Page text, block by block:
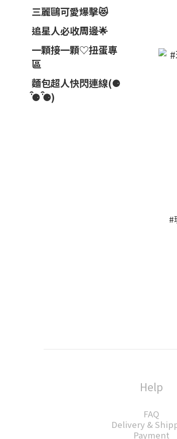
三麗鷗可愛爆擊😻
追星人必收周邊🌟
一顆接一顆♡扭蛋專
區
麵包超人快閃連線(⚈
̍̑⚈ ̍̑⚈)
#
Help
FAQ
Delivery &
Payment